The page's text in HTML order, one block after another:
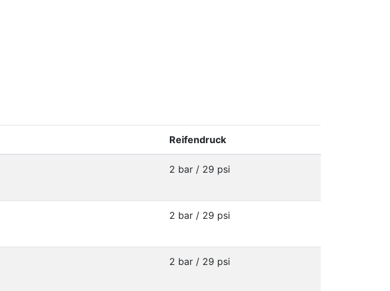
Reifendruck
2 bar / 29 psi
2 bar / 29 psi
2 bar / 29 psi